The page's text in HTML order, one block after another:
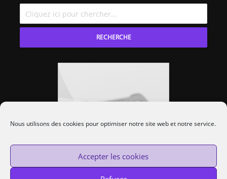
Nous utilisons des cookies pour optimiser notre site web et notre service.
Accepter les cookies
RECHERCHE